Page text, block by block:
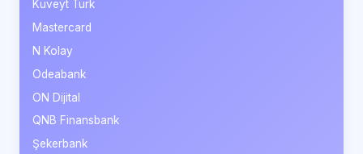
Kuveyt Türk
Mastercard
N Kolay
Odeabank
ON Dijital
QNB Finansbank
Şekerbank